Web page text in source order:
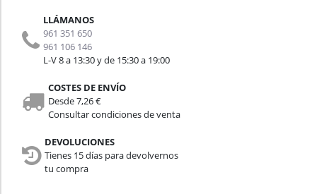
LLÁMANOS
961 351 650
961 106 146
L-V 8 a 13:30 y de 15:30 a 19:00
COSTES DE ENVÍO
Desde 7,26 €
Consultar condiciones de venta
DEVOLUCIONES
Tienes 15 días para devolvernos
tu compra